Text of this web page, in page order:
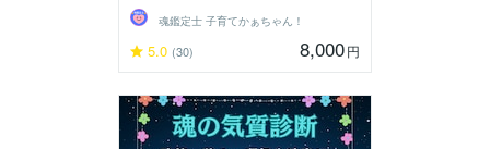
魂鑑定士 子育てかぁちゃん！
5.0 (30) 8,000円